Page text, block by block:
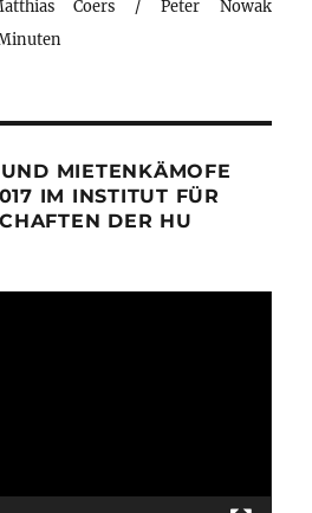
Coers / Peter Nowak
MIETENKÄMOFE
IM INSTITUT FÜR
DER HU